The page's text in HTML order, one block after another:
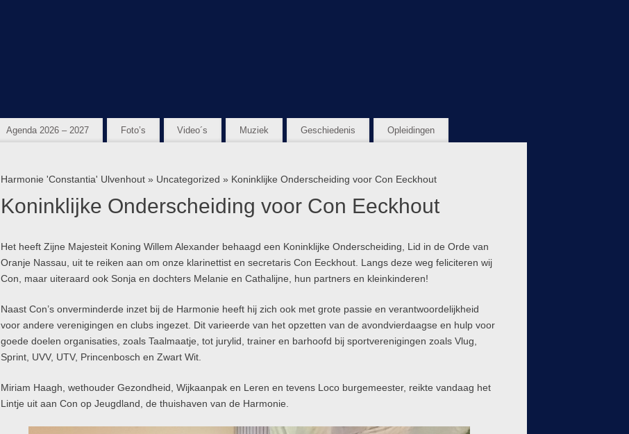
Agenda 2026 – 2027 Foto’s Video´s Muziek Geschiedenis Opleidingen
Harmonie 'Constantia' Ulvenhout » Uncategorized » Koninklijke Onderscheiding voor Con Eeckhout
Koninklijke Onderscheiding voor Con Eeckhout
Het heeft Zijne Majesteit Koning Willem Alexander behaagd een Koninklijke Onderscheiding, Lid in de Orde van
Oranje Nassau, uit te reiken aan om onze klarinettist en secretaris Con Eeckhout. Langs deze weg feliciteren wij
Con, maar uiteraard ook Sonja en dochters Melanie en Cathalijne, hun partners en kleinkinderen!
Naast Con’s onverminderde inzet bij de Harmonie heeft hij zich ook met grote passie en verantwoordelijkheid
voor andere verenigingen en clubs ingezet. Dit varieerde van het opzetten van de avondvierdaagse en hulp voor
goede doelen organisaties, zoals Taalmaatje, tot jurylid, trainer en barhoofd bij sportverenigingen zoals Vlug,
Sprint, UVV, UTV, Princenbosch en Zwart Wit.
Miriam Haagh, wethouder Gezondheid, Wijkaanpak en Leren en tevens Loco burgemeester, reikte vandaag het
Lintje uit aan Con op Jeugdland, de thuishaven van de Harmonie.